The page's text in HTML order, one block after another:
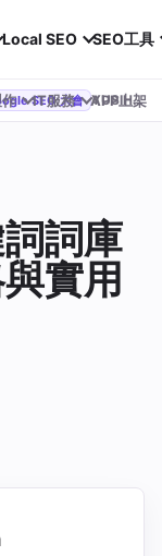
Local SEO SEO工具
IT服務 APP上架
SEO 大會 YUSIHK 近期參加 Google Search Central Live
詞庫
實用